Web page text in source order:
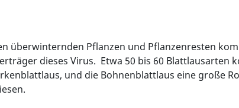
überwinternden Pflanzen und Pflanzenresten
dieses Virus. Etwa 50 bis 60 Blattlausarten
und die Bohnenblattlaus eine große